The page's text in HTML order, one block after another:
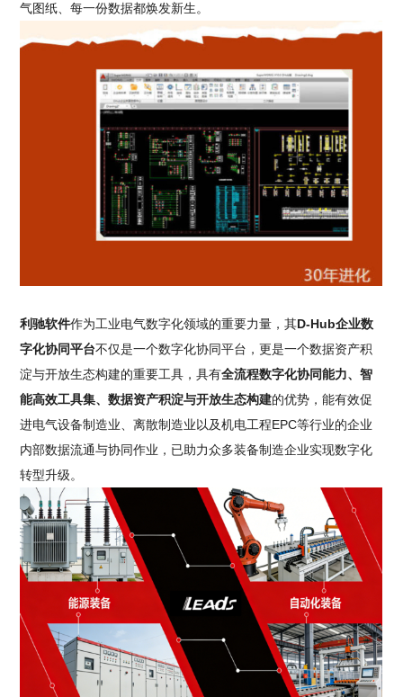
气图纸、每一份数据都焕发新生。
利驰软件作为工业电气数字化领域的重要力量，其D-Hub企业数
字化协同平台不仅是一个数字化协同平台，更是一个数据资产积
淀与开放生态构建的重要工具，具有全流程数字化协同能力、智
能高效工具集、数据资产积淀与开放生态构建的优势，能有效促
进电气设备制造业、离散制造业以及机电工程EPC等行业的企业
内部数据流通与协同作业，已助力众多装备制造企业实现数字化
转型升级。